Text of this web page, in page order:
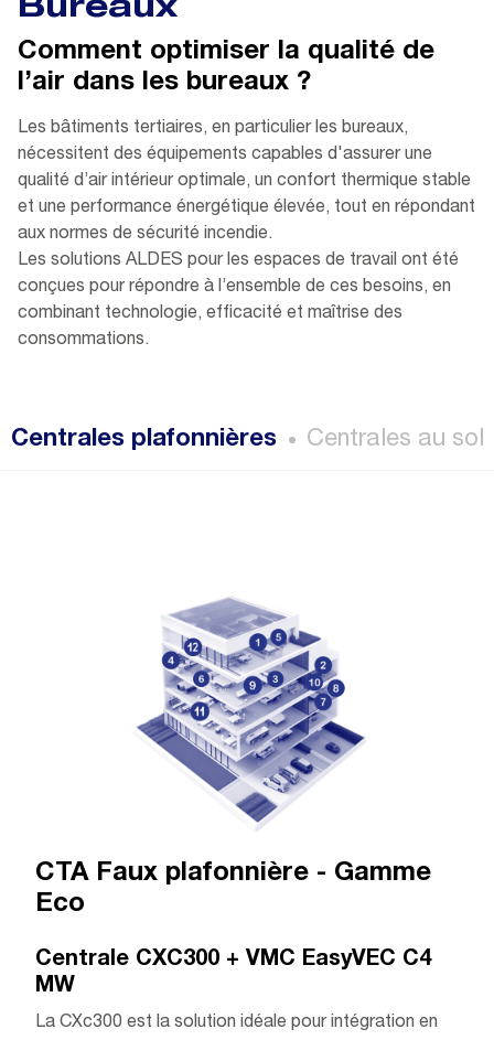
Bureaux
Comment optimiser la qualité de
l’air dans les bureaux ?
Les bâtiments tertiaires, en particulier les bureaux,
nécessitent des équipements capables d'assurer une
qualité d’air intérieur optimale, un confort thermique stable
et une performance énergétique élevée, tout en répondant
aux normes de sécurité incendie.
Les solutions ALDES pour les espaces de travail ont été
conçues pour répondre à l’ensemble de ces besoins, en
combinant technologie, efficacité et maîtrise des
consommations.
Centrales plafonnières Centrales au sol
CTA Faux plafonnière - Gamme
Eco
Centrale CXC300 + VMC EasyVEC C4
MW
La CXc300 est la solution idéale pour intégration en